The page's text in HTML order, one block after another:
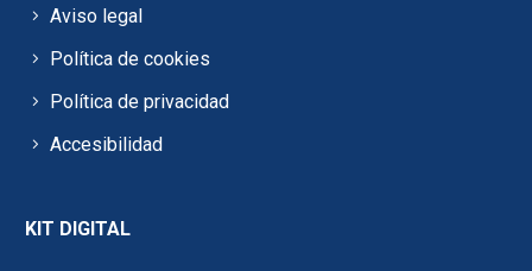
Aviso legal
Política de cookies
Política de privacidad
Accesibilidad
KIT DIGITAL